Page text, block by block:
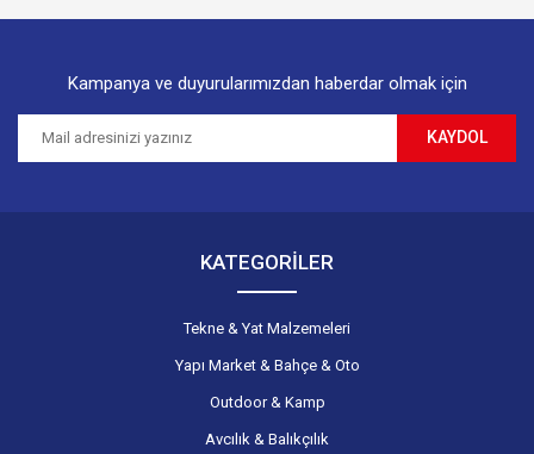
Gönder
Kampanya ve duyurularımızdan haberdar olmak için
KAYDOL
KATEGORİLER
Tekne & Yat Malzemeleri
Yapı Market & Bahçe & Oto
Outdoor & Kamp
Avcılık & Balıkçılık